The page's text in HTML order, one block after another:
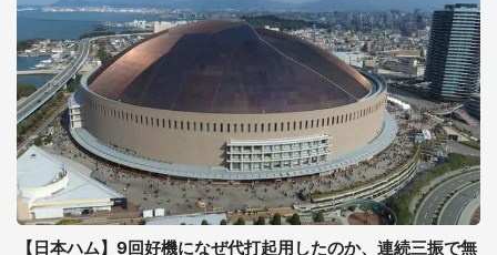
【日本ハム】9回好機になぜ代打起用したのか、連続三振で無